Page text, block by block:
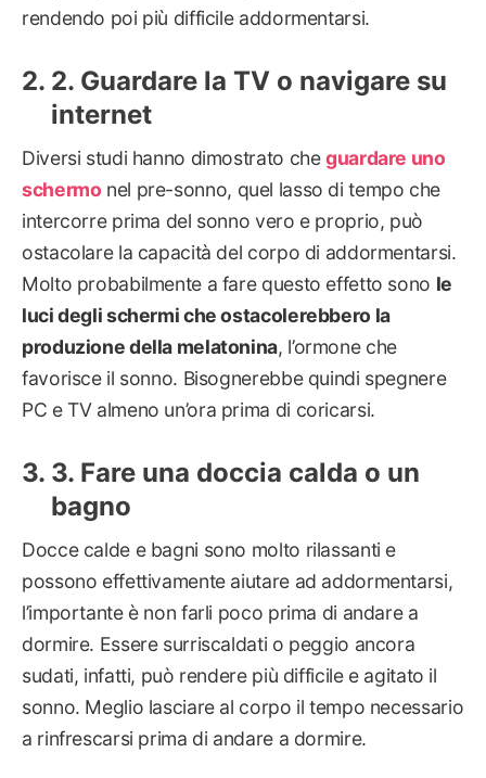
rendendo poi più difficile addormentarsi.
2. Guardare la TV o navigare su
internet
Diversi studi hanno dimostrato cheguardare uno
schermo nel pre-sonno, quel lasso di tempo che
intercorre prima del sonno vero e proprio, può
ostacolare la capacità del corpo di addormentarsi.
Molto probabilmente a fare questo effetto sono le
luci degli schermi che ostacolerebbero la
produzione della melatonina, l’ormone che
favorisce il sonno. Bisognerebbe quindi spegnere
PC e TV almeno un’ora prima di coricarsi.
3. Fare una doccia calda o un
bagno
Docce calde e bagni sono molto rilassanti e
possono effettivamente aiutare ad addormentarsi,
l’importante è non farli poco prima di andare a
dormire. Essere surriscaldati o peggio ancora
sudati, infatti, può rendere più difficile e agitato il
sonno. Meglio lasciare al corpo il tempo necessario
a rinfrescarsi prima di andare a dormire.